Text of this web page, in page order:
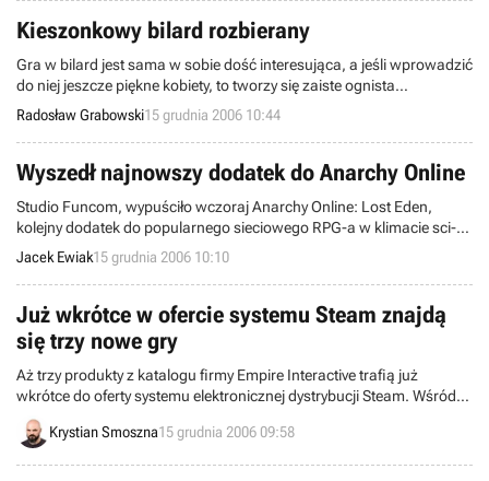
tytułów nim objętych.
Kieszonkowy bilard rozbierany
Gra w bilard jest sama w sobie dość interesująca, a jeśli wprowadzić
do niej jeszcze piękne kobiety, to tworzy się zaiste ognista
mieszanka. Właśnie taki koktajl postanowili zaserwować nam
pracownicy firmy Conspiracy Entertainment, przygotowujący
pozycję pt. Pocket Pool. Ma ona zadebiutować na platformie
PlayStation Portable już na początku nadchodzącego roku.
Radosław Grabowski15 grudnia 2006 10:44
Wyszedł najnowszy dodatek do Anarchy Online
Studio Funcom, wypuściło wczoraj Anarchy Online: Lost Eden,
kolejny dodatek do popularnego sieciowego RPG-a w klimacie sci-fi.
Dodatek dostępny jest wyłącznie w sieci, a kosztuje 29,95$. Przy
zakupie dostajemy oprócz wyżej wymienionego rozszerzenia,
wszystkie wcześniejsze wraz z podstawową wersją gry.
Jacek Ewiak15 grudnia 2006 10:10
Już wkrótce w ofercie systemu Steam znajdą
się trzy nowe gry
Aż trzy produkty z katalogu firmy Empire Interactive trafią już
wkrótce do oferty systemu elektronicznej dystrybucji Steam. Wśród
udostępnionych tytułów zobaczymy gry FlatOut 2, Vegas Tycoon
oraz Ghost Master.
Krystian Smoszna15 grudnia 2006 09:58